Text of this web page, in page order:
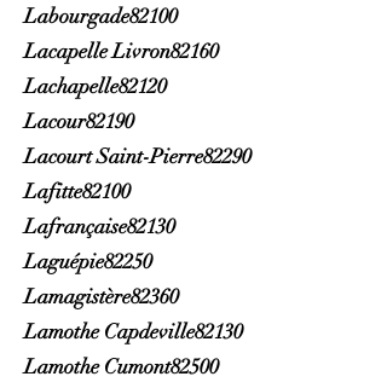
Labourgade82100
Lacapelle Livron82160
Lachapelle82120
Lacour82190
Lacourt Saint-Pierre82290
Lafitte82100
Lafrançaise82130
Laguépie82250
Lamagistère82360
Lamothe Capdeville82130
Lamothe Cumont82500